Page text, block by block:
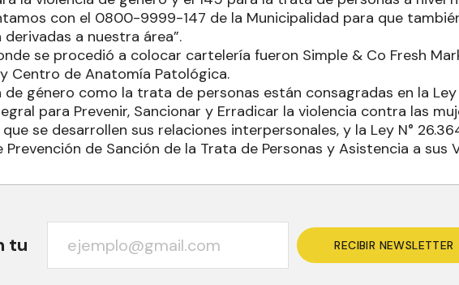
con el 0800-9999-147 de la Municipalidad para que
a nuestra área”.
se procedió a colocar cartelería fueron Simple & Co Fresh
Centro de Anatomía Patológica.
de género como la trata de personas están consagradas en la
para Prevenir, Sancionar y Erradicar la violencia contra las
se desarrollen sus relaciones interpersonales, y la Ley N°
de Sanción de la Trata de Personas y Asistencia a sus
tu RECIBIR NEWSLETTER